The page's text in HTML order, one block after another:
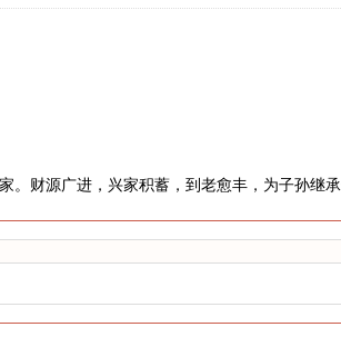
财源广进，兴家积蓄，到老愈丰，为子孙继承